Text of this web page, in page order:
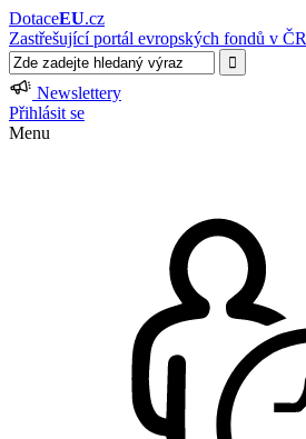
DotaceEU.cz
Zastřešující portál evropských fondů v ČR
Newslettery
Přihlásit se
Menu